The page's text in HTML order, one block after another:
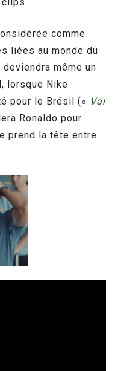
comme
liées au monde du
même un
lorsque Nike
pour le Brésil (« Vai
Ronaldo pour
prend la tête entre